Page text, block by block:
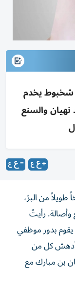
شخبوط يخدم
والسنع
من البرّ،
وأصالة. رأيتُ
بدور موظفي
أدهش كل من
بن مبارك مع